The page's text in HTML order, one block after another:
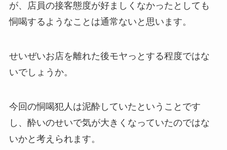
が、店員の接客態度が好ましくなかったとしても
恫喝するようなことは通常ないと思います。
せいぜいお店を離れた後モヤっとする程度ではな
いでしょうか。
今回の恫喝犯人は泥酔していたということです
し、酔いのせいで気が大きくなっていたのではな
いかと考えられます。